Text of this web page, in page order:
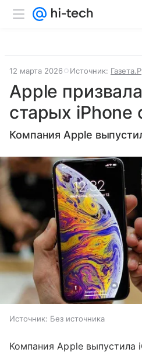
12 марта 2026 Источник:
Apple
старых iPhone
Компания Apple
Источник: Без источника
Компания Apple выпустила